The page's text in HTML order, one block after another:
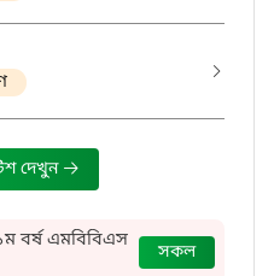
দেখুন
বর্ষ এমবিবিএস
সকল